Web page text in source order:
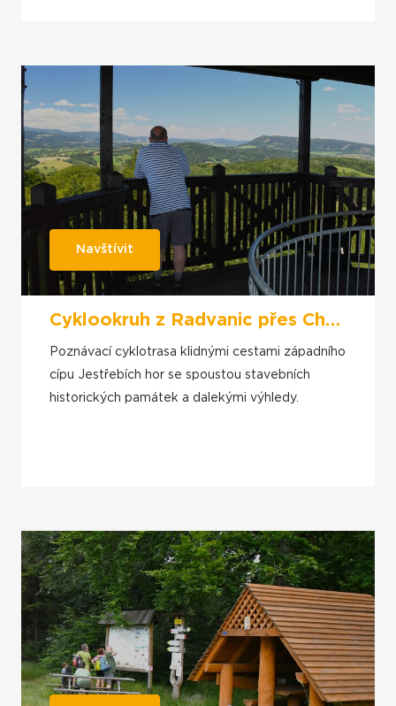
Navštívit
Cyklookruh z Radvanic přes Chełmsko Śląskie a Horní Adršpach
Poznávací cyklotrasa klidnými cestami západního
cípu Jestřebích hor se spoustou stavebních
historických památek a dalekými výhledy.